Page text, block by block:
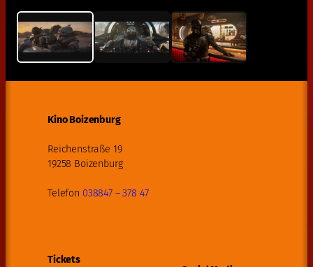
Kino Boizenburg
Reichenstraße 19
19258 Boizenburg
Telefon 038847 – 378 47
Tickets